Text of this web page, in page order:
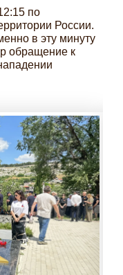
по
России.
в эту минуту
обращение к